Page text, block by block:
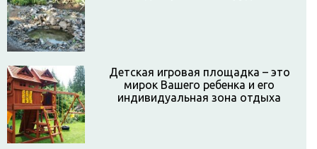
Детская игровая площадка – это
мирок Вашего ребенка и его
индивидуальная зона отдыха